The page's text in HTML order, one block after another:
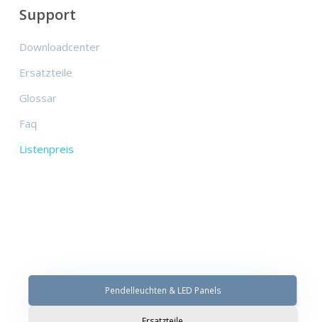
Support
Downloadcenter
Ersatzteile
Glossar
Faq
Listenpreis
Pendelleuchten & LED Panels